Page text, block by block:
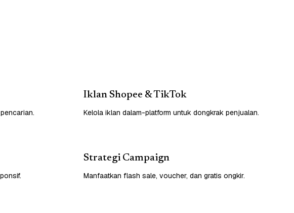
Iklan Shopee & TikTok
Kelola iklan dalam-platform untuk dongkrak penjualan.
Strategi Campaign
Manfaatkan flash sale, voucher, dan gratis ongkir.